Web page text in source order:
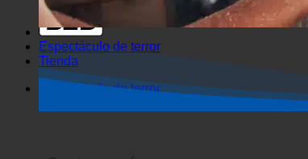
Espectáculo de terror
Tienda
Espectáculo de terror